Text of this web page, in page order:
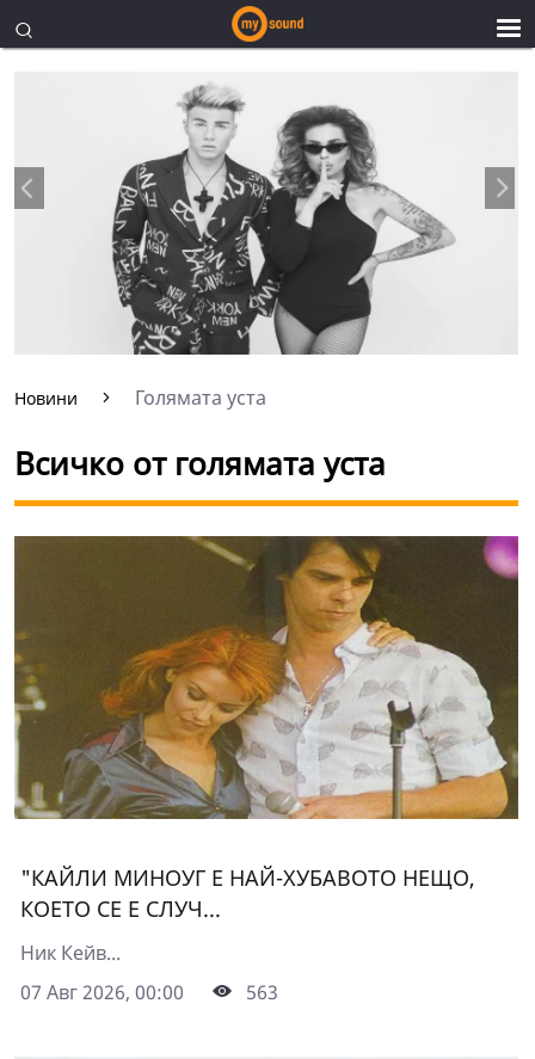
Новини Голямата уста
Всичко от голямата уста
"КАЙЛИ МИНОУГ Е НАЙ-ХУБАВОТО НЕЩО,
КОЕТО СЕ Е СЛУЧ...
Ник Кейв...
07 Авг 2026, 00:00
563